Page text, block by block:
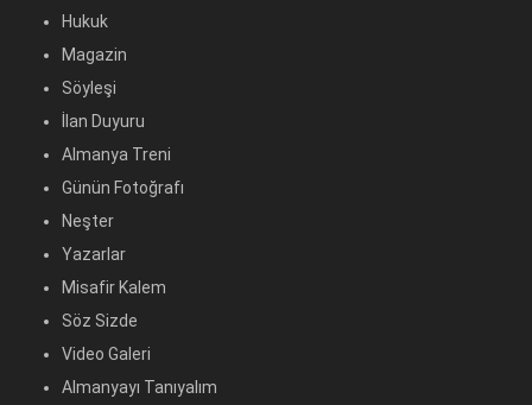
Hukuk
Magazin
Söyleşi
İlan Duyuru
Almanya Treni
Günün Fotoğrafı
Neşter
Yazarlar
Misafir Kalem
Söz Sizde
Video Galeri
Almanyayı Tanıyalım